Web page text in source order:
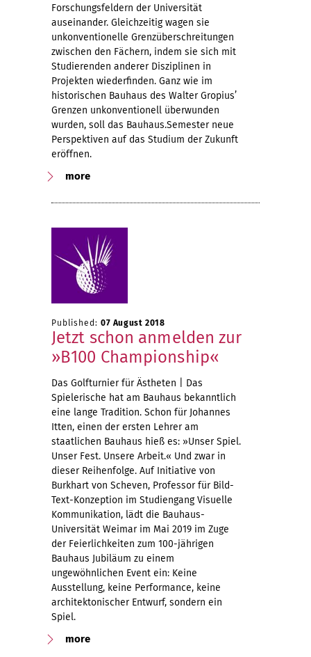
Forschungsfeldern der Universität
auseinander. Gleichzeitig wagen sie
unkonventionelle Grenzüberschreitungen
zwischen den Fächern, indem sie sich mit
Studierenden anderer Disziplinen in
Projekten wiederfinden. Ganz wie im
historischen Bauhaus des Walter Gropius’
Grenzen unkonventionell überwunden
wurden, soll das Bauhaus.Semester neue
Perspektiven auf das Studium der Zukunft
eröffnen.
more
Published: 07 August 2018
Jetzt schon anmelden zur
»B100 Championship«
Das Golfturnier für Ästheten | Das
Spielerische hat am Bauhaus bekanntlich
eine lange Tradition. Schon für Johannes
Itten, einen der ersten Lehrer am
staatlichen Bauhaus hieß es: »Unser Spiel.
Unser Fest. Unsere Arbeit.« Und zwar in
dieser Reihenfolge. Auf Initiative von
Burkhart von Scheven, Professor für Bild-
Text-Konzeption im Studiengang Visuelle
Kommunikation, lädt die Bauhaus-
Universität Weimar im Mai 2019 im Zuge
der Feierlichkeiten zum 100-jährigen
Bauhaus Jubiläum zu einem
ungewöhnlichen Event ein: Keine
Ausstellung, keine Performance, keine
architektonischer Entwurf, sondern ein
Spiel.
more